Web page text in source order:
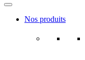
Nos produits